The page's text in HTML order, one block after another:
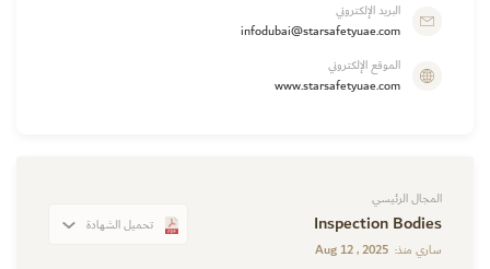
البريد الإلكتروني
infodubai@starsafetyuae.com
الموقع الإلكتروني
www.starsafetyuae.com
المجال الرئيسي
Inspection Bodies
ساري منذ: Aug 12 , 2025
تحميل الشهادة